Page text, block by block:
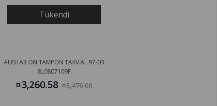
Tükendi
AUDI A3 ÖN TAMPON TAKV.AL.97-03
8L0807109F
¤3,260.58 ¤3,476.00